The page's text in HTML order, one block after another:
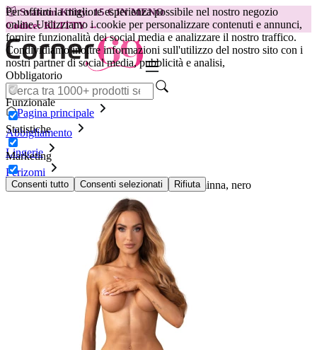
Per offrirti la migliore esperienza possibile nel nostro negozio
online.Utilizziamo i cookie per personalizzare contenuti e annunci,
fornire funzionalità dei social media e analizzare il nostro traffico.
Condividiamo inoltre informazioni sull'utilizzo del nostro sito con i
nostri partner di social media, pubblicità e analisi,
Obbligatorio
Funzionale
Statistiche
Marketing
Consenti tutto Consenti selezionati Rifiuta
😽Svakom Klitty: 15 € IN MENO
Codice: KLITTY →
Pagina principale
Abbigliamento
Lingerie
Perizomi
Perizoma aperto all'inguine Obsessive - Dominna, nero